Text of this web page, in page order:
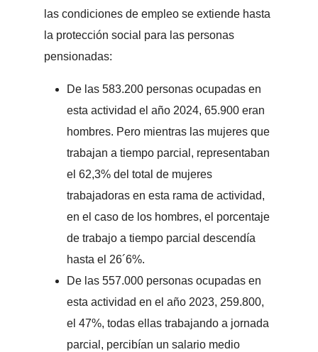
las condiciones de empleo se extiende hasta
la protección social para las personas
pensionadas:
De las 583.200 personas ocupadas en
esta actividad el año 2024, 65.900 eran
hombres. Pero mientras las mujeres que
trabajan a tiempo parcial, representaban
el 62,3% del total de mujeres
trabajadoras en esta rama de actividad,
en el caso de los hombres, el porcentaje
de trabajo a tiempo parcial descendía
hasta el 26´6%.
De las 557.000 personas ocupadas en
esta actividad en el año 2023, 259.800,
el 47%, todas ellas trabajando a jornada
parcial, percibían un salario medio